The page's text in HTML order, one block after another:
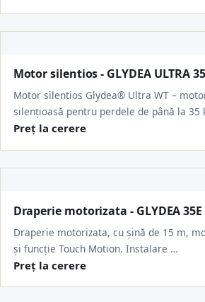
Motor silentios - GLYDEA ULTRA
Motor silentios Glydea® Ultra WT –
silențioasă pentru perdele de până la 35
Preț la cerere
Draperie motorizata - GLYDEA 35E
Draperie motorizata, cu șină de 15 m,
și funcție Touch Motion. Instalare …
Preț la cerere